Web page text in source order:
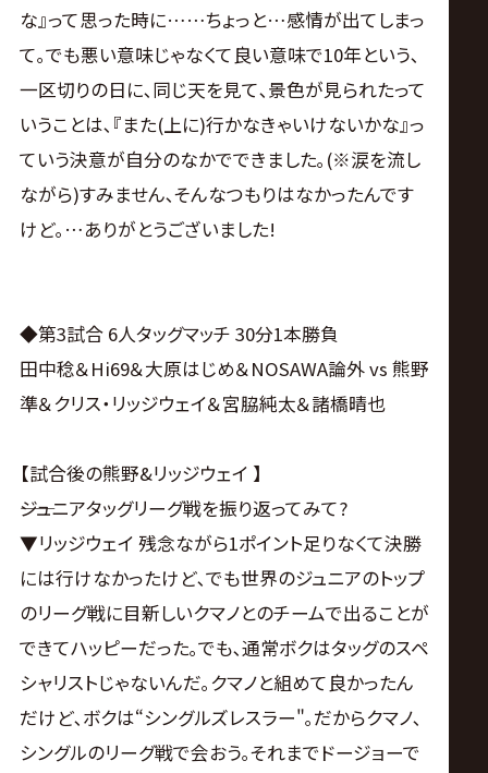
な』って思った時に……ちょっと…感情が出てしまっ
て｡でも悪い意味じゃなくて良い意味で10年という､
一区切りの日に､同じ天を見て､景色が見られたって
いうことは､『また(上に)行かなきゃいけないかな』っ
ていう決意が自分のなかでできました｡(※涙を流し
ながら)すみません､そんなつもりはなかったんです
けど｡…ありがとうございました!
◆第3試合 6人タッグマッチ 30分1本勝負
田中稔＆Hi69＆大原はじめ＆NOSAWA論外 vs 熊野
準＆クリス・リッジウェイ＆宮脇純太＆諸橋晴也
【試合後の熊野&リッジウェイ 】
――ジュニアタッグリーグ戦を振り返ってみて?
▼リッジウェイ 残念ながら1ポイント足りなくて決勝
には行けなかったけど､でも世界のジュニアのトップ
のリーグ戦に目新しいクマノとのチームで出ることが
できてハッピーだった｡でも､通常ボクはタッグのスペ
シャリストじゃないんだ｡クマノと組めて良かったん
だけど､ボクは“シングルズレスラー"｡だからクマノ､
シングルのリーグ戦で会おう｡それまでドージョーで